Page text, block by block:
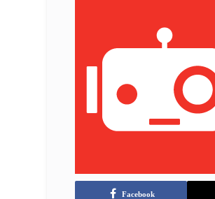
Facebook